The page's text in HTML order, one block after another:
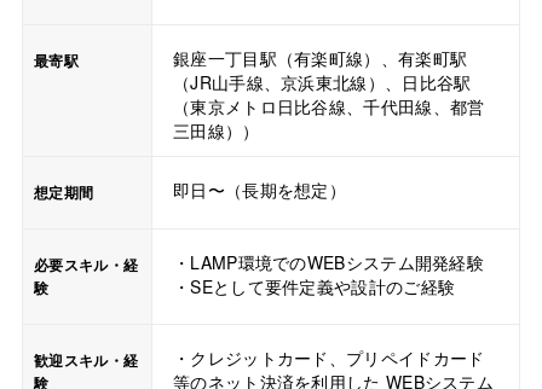
最寄駅
銀座一丁目駅（有楽町線）、有楽町駅
（JR山手線、京浜東北線）、日比谷駅
（東京メトロ日比谷線、千代田線、都営
三田線））
想定期間 即日〜（長期を想定）
必要スキル・経
験
・LAMP環境でのWEBシステム開発経験
・SEとして要件定義や設計のご経験
歓迎スキル・経
験
・クレジットカード、プリペイドカード
等のネット決済を利用した WEBシステム